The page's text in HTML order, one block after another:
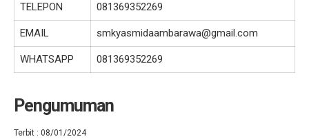
TELEPON 081369352269
EMAIL smkyasmidaambarawa@gmail.com
WHATSAPP 081369352269
Pengumuman
Terbit : 08/01/2024